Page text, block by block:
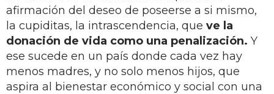
afirmación del deseo de poseerse a si mismo,
la cupiditas, la intrascendencia, que ve la
donación de vida como una penalización. Y
ese sucede en un país donde cada vez hay
menos madres, y no solo menos hijos, que
aspira al bienestar económico y social con una